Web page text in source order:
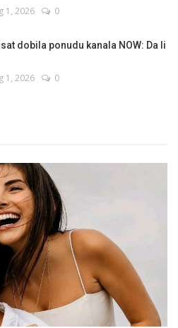
1, 2026 0
dobila ponudu kanala NOW: Da li
1, 2026 0